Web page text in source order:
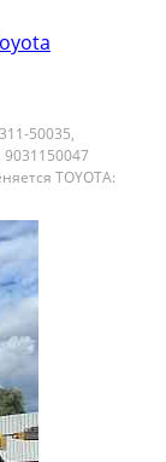
50035,
9031150047
TOYOTA:
COROLLA MATRIX